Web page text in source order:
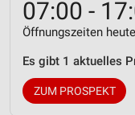
07:00 -
Öffnungszeiten heute
Es gibt 1 aktuelles
ZUM PROSPEKT